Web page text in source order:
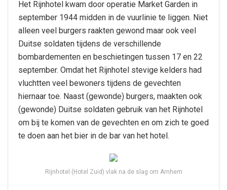
Het Rijnhotel kwam door operatie Market Garden in
september 1944 midden in de vuurlinie te liggen. Niet
alleen veel burgers raakten gewond maar ook veel
Duitse soldaten tijdens de verschillende
bombardementen en beschietingen tussen 17 en 22
september. Omdat het Rijnhotel stevige kelders had
vluchtten veel bewoners tijdens de gevechten
hiernaar toe. Naast (gewonde) burgers, maakten ook
(gewonde) Duitse soldaten gebruik van het Rijnhotel
om bij te komen van de gevechten en om zich te goed
te doen aan het bier in de bar van het hotel.
Rijnhotel (Hotel Zuid) vlak na de slag om Arnhem